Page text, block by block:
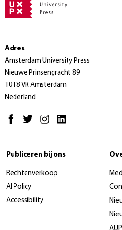
Adres
Amsterdam University Press
Nieuwe Prinsengracht 89
1018 VR Amsterdam
Nederland
Publiceren bij ons
Rechtenverkoop
AI Policy
Accessibility